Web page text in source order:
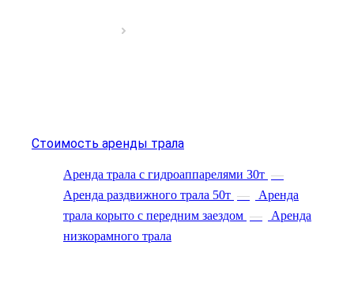
Стоимость аренды трала
Аренда трала с гидроаппарелями 30т —
Аренда раздвижного трала 50т —
Аренда
трала корыто с передним заездом —
Аренда
низкорамного трала